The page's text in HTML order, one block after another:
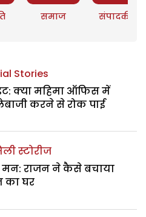
समाज संपादकीय
Stories
क्या महिमा ऑफिस में
करने से रोक पाई
स्टोरीज
मन: राजन ने कैसे बचाया
का घर